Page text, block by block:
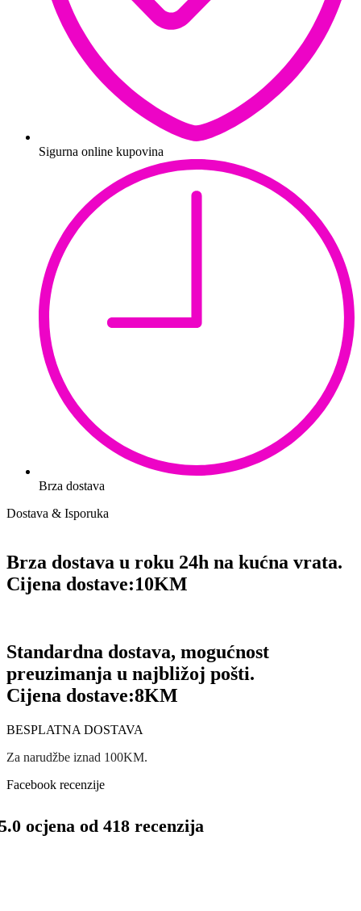
Sigurna online kupovina
Brza dostava
Dostava & Isporuka
Brza dostava u roku 24h na kućna vrata.
Cijena dostave:10KM
Standardna dostava, mogućnost
preuzimanja u najbližoj pošti.
Cijena dostave:8KM
BESPLATNA DOSTAVA
Za narudžbe iznad 100KM.
Facebook recenzije
ocjena od 418 recenzija